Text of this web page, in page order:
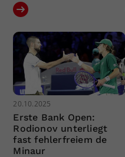
20.10.2025
Erste Bank Open:
Rodionov unterliegt
fast fehlerfreiem de
Minaur